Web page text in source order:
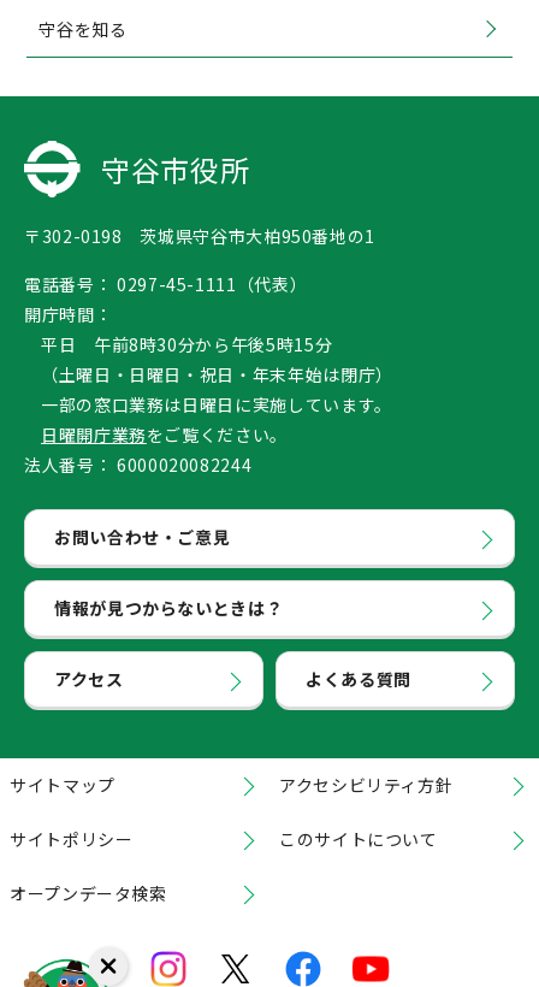
守谷を知る
守谷市役所
〒302-0198 茨城県守谷市大柏950番地の1
電話番号： 0297-45-1111（代表）
開庁時間：
平日 午前8時30分から午後5時15分
（土曜日・日曜日・祝日・年末年始は閉庁）
一部の窓口業務は日曜日に実施しています。
日曜開庁業務をご覧ください。
法人番号： 6000020082244
お問い合わせ・ご意見
情報が見つからないときは？
アクセス よくある質問
サイトマップ アクセシビリティ方針
サイトポリシー このサイトについて
オープンデータ検索